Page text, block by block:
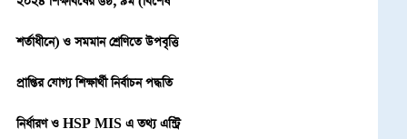
শর্তাধীনে) ও সমমান শ্রেণিতে উপবৃত্তি
প্রাপ্তির যোগ্য শিক্ষার্থী নির্বাচন পদ্ধতি
নির্ধারণ ও HSP MIS এ তথ্য এন্ট্রি